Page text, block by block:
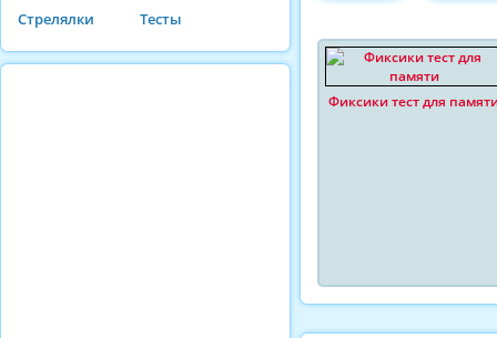
Стрелялки
Тесты
Фиксики тест для